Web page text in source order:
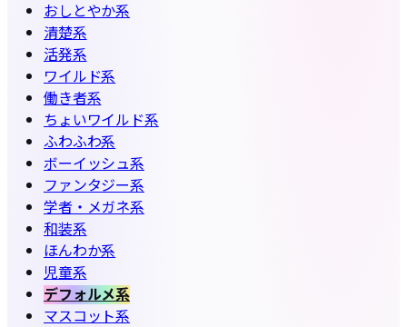
おしとやか系
清楚系
活発系
ワイルド系
働き者系
ちょいワイルド系
ふわふわ系
ボーイッシュ系
ファンタジー系
学者・メガネ系
和装系
ほんわか系
児童系
デフォルメ系
マスコット系